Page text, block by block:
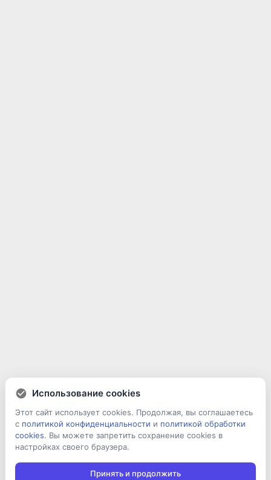
Использование cookies
Этот сайт использует cookies. Продолжая, вы соглашаетесь
с политикой конфиденциальности и политикой обработки
cookies. Вы можете запретить сохранение cookies в
настройках своего браузера.
Принять и продолжить